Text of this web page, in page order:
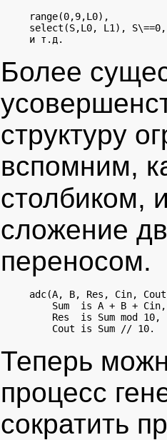
range(0,9,L0),
select(S,L0, L1), S\==0,
Более
структуру
вспомним,
столбиком,
сложение
переносом.
adc(A, B, Res, Cin,
    Sum  is A + B + Cin,
    Res  is Sum mod 10,
Теперь
процесс
сократить